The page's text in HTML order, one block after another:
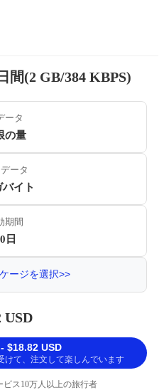
間(2 GB/384 KBPS)
ータ
の量
ータ
イト
期間
日
ージを選択>>
USD
$18.82 USD
けて、注文して楽しんでいます
ビス10万人以上の旅行者